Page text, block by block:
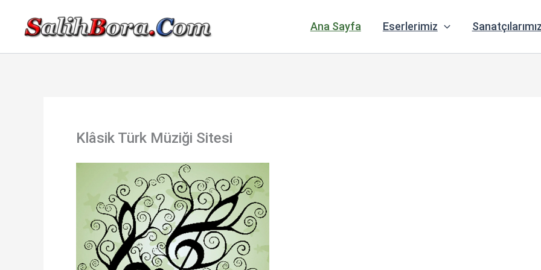
Ana Sayfa Eserlerimiz Sanatçılarımız
Klâsik Türk Müziği Sitesi